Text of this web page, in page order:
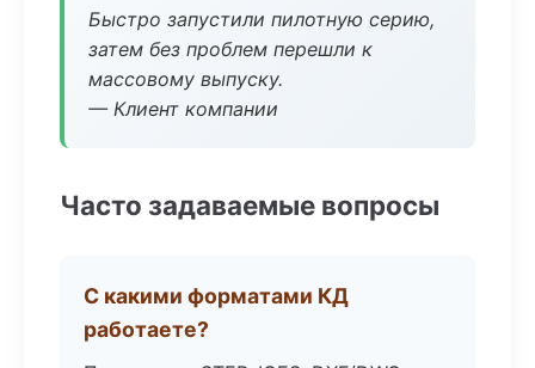
Быстро запустили пилотную серию,
затем без проблем перешли к
массовому выпуску.
— Клиент компании
Часто задаваемые вопросы
С какими форматами КД
работаете?